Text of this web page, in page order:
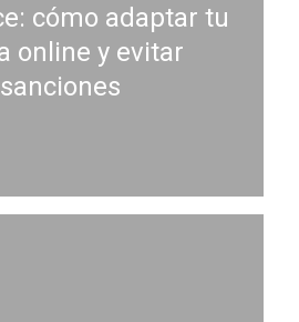
cómo adaptar tu
online y evitar
sanciones